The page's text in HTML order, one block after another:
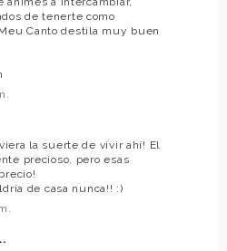
de tenerte como
Canto destila muy buen
la suerte de vivir ahí! El
precioso, pero esas
de casa nunca!! :)